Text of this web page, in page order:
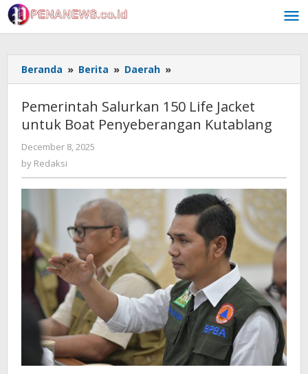
Skip
to
content
Beranda » Berita » Daerah »
Salurkan
Life
Jacket
Pemerintah Salurkan 150 Life Jacket
untuk Boat Penyeberangan Kutablang
December 8, 2025
by Redaksi